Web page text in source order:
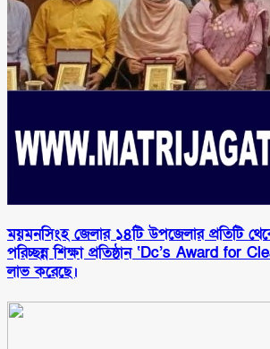
ময়মনসিংহ জেলার ১৪টি উপজেলার প্রতিটি
পরিচ্ছন্ন শিক্ষা প্রতিষ্ঠান ‘Dc’s Award for
লাভ করেছে।